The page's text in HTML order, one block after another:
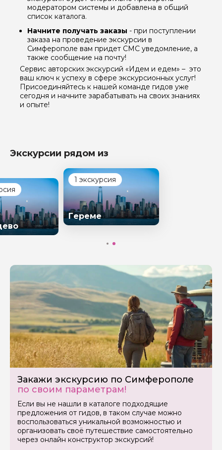
модератором системы и добавлена в общий
список каталога.
Начните получать заказы - при поступлении
заказа на проведение экскурсии в
Симферополе вам придет СМС уведомление, а
также сообщение на почту!
Сервис авторских экскурсий «Идем и едем» – это
ваш ключ к успеху в сфере экскурсионных услуг!
Присоединяйтесь к нашей команде гидов уже
сегодня и начните зарабатывать на своих знаниях
и опыте!
Экскурсии рядом из
1 экскурсия
Гереме
Закажи экскурсию по Симферополе
по своим параметрам!
Если вы не нашли в каталоге подходящие
предложения от гидов, в таком случае можно
воспользоваться уникальной возможностью и
организовать своё путешествие самостоятельно
через онлайн конструктор экскурсий!